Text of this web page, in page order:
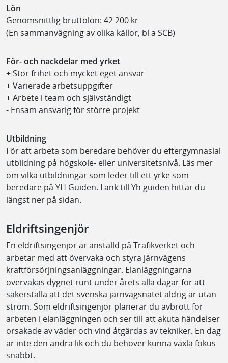
Lön
Genomsnittlig bruttolön: 42 200 kr
(En sammanvägning av olika källor, bl a SCB)
För- och nackdelar med yrket
+ Stor frihet och mycket eget ansvar
+ Varierade arbetsuppgifter
+ Arbete i team och självständigt
- Ensam ansvarig för större projekt
Utbildning
För att arbeta som beredare behöver du eftergymnasial
utbildning på högskole- eller universitetsnivå. Läs mer
om vilka utbildningar som leder till ett yrke som
beredare på YH Guiden. Länk till Yh guiden hittar du
längst ner på sidan.
Eldriftsingenjör
En eldriftsingenjör är anställd på Trafikverket och
arbetar med att övervaka och styra järnvägens
kraftförsörjningsanläggningar. Elanläggningarna
övervakas dygnet runt under årets alla dagar för att
säkerställa att det svenska järnvägsnätet aldrig är utan
ström. Som eldriftsingenjör planerar du avbrott för
arbeten i elanläggningen och ser till att akuta händelser
orsakade av väder och vind åtgärdas av tekniker. En dag
är inte den andra lik och du behöver kunna växla fokus
snabbt.